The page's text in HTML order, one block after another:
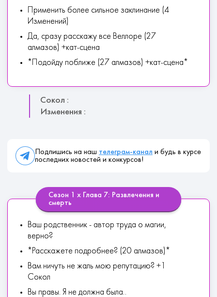
Применить более сильное заклинание (4
Изменений)
Да, сразу расскажу все Веллоре (27
алмазов) +кат-сцена
*Подойду поближе (27 алмазов) +кат-сцена*
Сокол :
Изменения :
Подпишись на наш телеграм-канал и будь в курсе
последних новостей и конкурсов!
Сезон 1 х Глава 7: Развлечения и
смерть
Ваш родственник - автор труда о магии,
верно?
*Расскажете подробнее? (20 алмазов)*
Вам ничуть не жаль мою репутацию? +1
Сокол
Вы правы. Я не должна была..